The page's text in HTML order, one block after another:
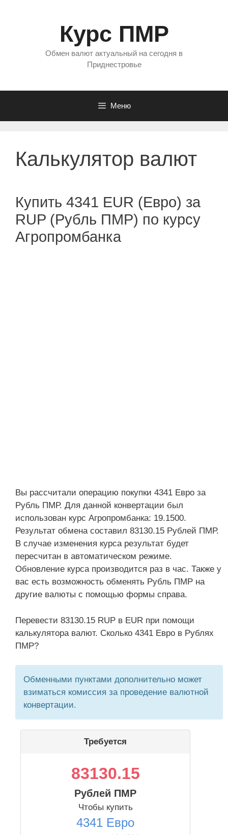
Курс ПМР
Обмен валют актуальный на сегодня в
Приднестровье
Меню
Калькулятор валют
Купить 4341 EUR (Евро) за
RUP (Рубль ПМР) по курсу
Агропромбанка
Вы рассчитали операцию покупки 4341 Евро за
Рубль ПМР. Для данной конвертации был
использован курс Агропромбанка: 19.1500.
Результат обмена составил 83130.15 Рублей ПМР.
В случае изменения курса результат будет
пересчитан в автоматическом режиме.
Обновление курса производится раз в час. Также у
вас есть возможность обменять Рубль ПМР на
другие валюты с помощью формы справа.
Перевести 83130.15 RUP в EUR при помощи
калькулятора валют. Сколько 4341 Евро в Рублях
ПМР?
Обменными пунктами дополнительно может
взиматься комиссия за проведение валютной
конвертации.
Требуется
83130.15
Рублей ПМР
Чтобы купить
4341 Евро